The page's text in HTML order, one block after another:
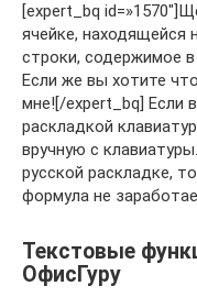
[expert_bq
ячейке, находящейся
строки, содержимое
Если же вы хотите
мне![/expert_bq] Если
раскладкой
вручную с
русской раскладке,
формула не
Текстовые
ОфисГуру